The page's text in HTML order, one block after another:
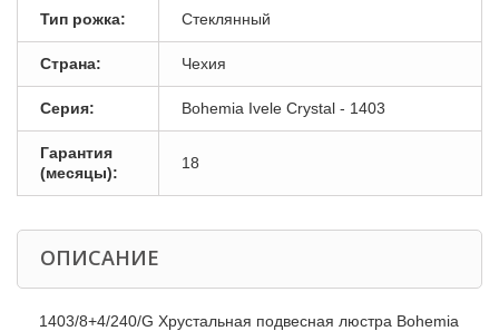
Тип рожка: Стеклянный
Страна: Чехия
Серия: Bohemia Ivele Crystal - 1403
Гарантия
(месяцы):
18
ОПИСАНИЕ
1403/8+4/240/G Хрустальная подвесная люстра Bohemia